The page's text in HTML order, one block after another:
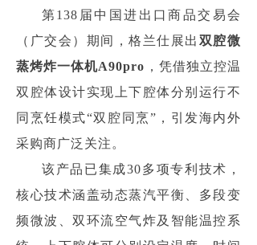
第138届中国进出口商品交易会
（广交会）期间，格兰仕展出 双腔微
蒸烤炸一体机A90pro ，凭借独立控温
双腔体设计实现上下腔体分别运行不
同烹饪模式“双腔同烹”，引发海内外
采购商广泛关注。
该产品已集成30多项专利技术，
核心技术涵盖动态蒸汽平衡、多段变
频微波、双环流空气炸及智能温控系